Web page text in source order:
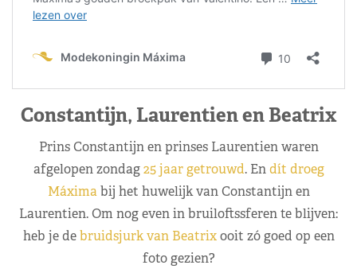
Constantijn, Laurentien en Beatrix
Prins Constantijn en prinses Laurentien waren
afgelopen zondag25 jaar getrouwd. Endít droeg
Máximabij het huwelijk van Constantijn en
Laurentien. Om nog even in bruiloftssferen te blijven:
heb je debruidsjurk van Beatrixooit zó goed op een
foto gezien?